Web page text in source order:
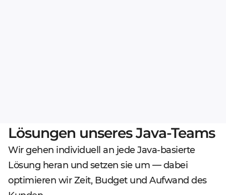
Lösungen unseres Java-Teams
Wir gehen individuell an jede Java-basierte
Lösung heran und setzen sie um — dabei
optimieren wir Zeit, Budget und Aufwand des